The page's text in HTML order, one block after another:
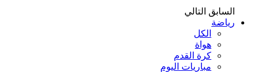
السابق التالي
رياضة
الكل
هواة
كرة القدم
مباريات اليوم